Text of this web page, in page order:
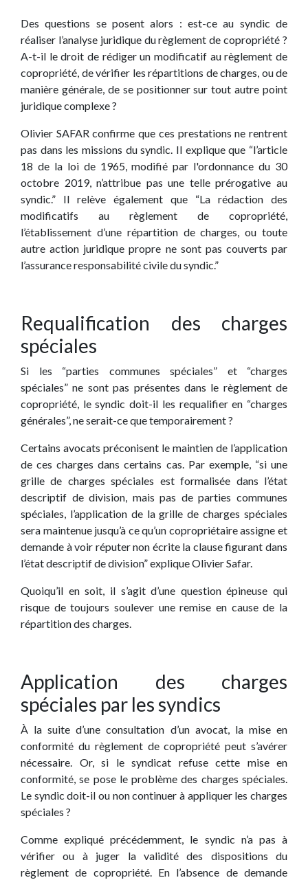
Des questions se posent alors : est-ce au syndic de
réaliser l’analyse juridique du règlement de copropriété ?
A-t-il le droit de rédiger un modificatif au règlement de
copropriété, de vérifier les répartitions de charges, ou de
manière générale, de se positionner sur tout autre point
juridique complexe ?
Olivier SAFAR confirme que ces prestations ne rentrent
pas dans les missions du syndic. Il explique que “l’article
18 de la loi de 1965, modifié par l'ordonnance du 30
octobre 2019, n’attribue pas une telle prérogative au
syndic.” Il relève également que “La rédaction des
modificatifs au règlement de copropriété,
l’établissement d’une répartition de charges, ou toute
autre action juridique propre ne sont pas couverts par
l’assurance responsabilité civile du syndic.”
Requalification des charges
spéciales
Si les “parties communes spéciales” et “charges
spéciales” ne sont pas présentes dans le règlement de
copropriété, le syndic doit-il les requalifier en “charges
générales”, ne serait-ce que temporairement ?
Certains avocats préconisent le maintien de l’application
de ces charges dans certains cas. Par exemple, “si une
grille de charges spéciales est formalisée dans l’état
descriptif de division, mais pas de parties communes
spéciales, l’application de la grille de charges spéciales
sera maintenue jusqu’à ce qu’un copropriétaire assigne et
demande à voir réputer non écrite la clause figurant dans
l’état descriptif de division” explique Olivier Safar.
Quoiqu’il en soit, il s’agit d’une question épineuse qui
risque de toujours soulever une remise en cause de la
répartition des charges.
Application des charges
spéciales par les syndics
À la suite d’une consultation d’un avocat, la mise en
conformité du règlement de copropriété peut s’avérer
nécessaire. Or, si le syndicat refuse cette mise en
conformité, se pose le problème des charges spéciales.
Le syndic doit-il ou non continuer à appliquer les charges
spéciales ?
Comme expliqué précédemment, le syndic n’a pas à
vérifier ou à juger la validité des dispositions du
règlement de copropriété. En l’absence de demande